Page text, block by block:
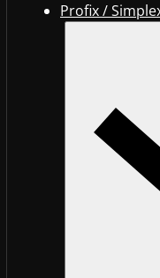
Profix /